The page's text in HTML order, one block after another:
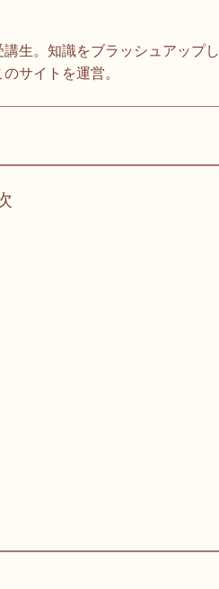
生。知識をブラッシュアップし
サイトを運営。